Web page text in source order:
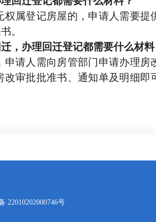
登记房屋的，申请人需要提
。
，办理回迁登记都需要什么材料
请人需向房管部门申请办理房
审批批准书、通知单及明细即
22010202000746号